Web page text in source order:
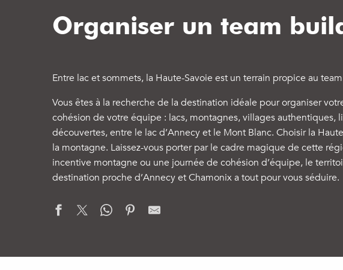
Organiser un team
Entre lac et sommets, la Haute-Savoie est un terrain propice au
Vous êtes à la recherche de la destination idéale pour organiser
cohésion de votre équipe : lacs, montagnes, villages
découvertes, entre le lac d’Annecy et le Mont Blanc. Choisir la
la montagne. Laissez-vous porter par le cadre magique de cette
incentive montagne ou une journée de cohésion d’équipe, le
destination proche d’Annecy et Chamonix a tout pour vous séduire.